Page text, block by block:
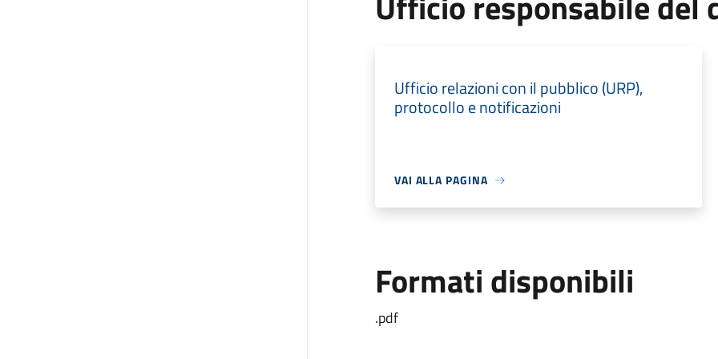
Ufficio relazioni con il pubblico (URP),
protocollo e notificazioni
VAI ALLA PAGINA
Formati disponibili
.pdf